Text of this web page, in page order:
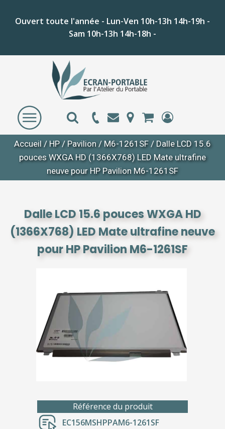
Ouvert toute l'année - Lun-Ven 10h-13h 14h-19h -
Sam 10h-13h 14h-18h -
Accueil/ HP / Pavilion/ M6-1261SF / Dalle LCD 15.6
pouces WXGA HD (1366X768) LED Mate ultrafine
neuve pour HP Pavilion M6-1261SF
Dalle LCD 15.6 pouces WXGA HD
(1366X768) LED Mate ultrafine neuve
pour HP Pavilion M6-1261SF
Référence du produit
EC156MSHPPAM6-1261SF